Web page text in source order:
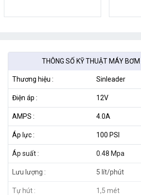
THÔNG SỐ KỸ THUẬT MÁY BƠM
Thương hiệu : Sinleader
Điện áp : 12V
AMPS : 4.0A
Áp lực : 100 PSI
Áp suất : 0.48 Mpa
Lưu lượng : 5 lít/phút
Tự hút : 1,5 mét